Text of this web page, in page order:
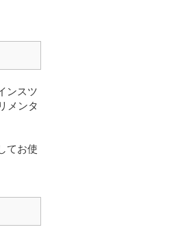
ンスツ
メンタ
てお使